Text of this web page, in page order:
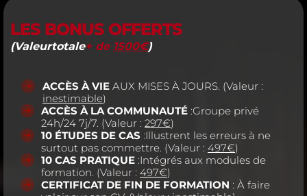
LES BONUS OFFERTS
(Valeurtotale+ de 1500€)
ACCÈS À VIEAUX MISES À JOURS. (Valeur :
inestimable)
ACCÈS À LA COMMUNAUTÉ :Groupe privé
24h/24 7j/7. (Valeur : 297€)
10 ÉTUDES DE CAS :Illustrent les erreurs à ne
surtout pas commettre. (Valeur : 497€)
10 CAS PRATIQUE :Intégrés aux modules de
formation. (Valeur : 497€)
CERTIFICAT DE FIN DE FORMATION : À faire